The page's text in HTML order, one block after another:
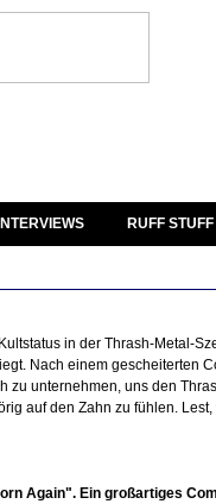
INTERVIEWS RUFF STUFF
in der Thrash-Metal-
Nach einem gescheiterten
zu unternehmen, uns den
auf den Zahn zu fühlen.
Again". Ein großartiges